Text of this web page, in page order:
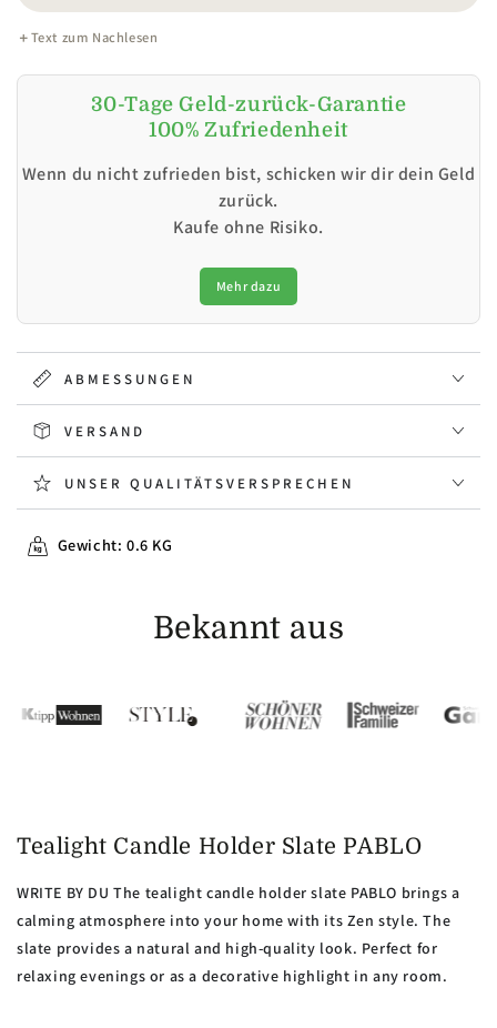
Text zum Nachlesen
30-Tage Geld-zurück-Garantie
100% Zufriedenheit
Wenn du nicht zufrieden bist, schicken wir dir dein Geld
zurück.
Kaufe ohne Risiko.
Mehr dazu
ABMESSUNGEN
VERSAND
UNSER QUALITÄTSVERSPRECHEN
Gewicht: 0.6 KG
Bekannt aus
Tealight Candle Holder Slate PABLO
WRITE BY DU The tealight candle holder slate PABLO brings a
calming atmosphere into your home with its Zen style. The
slate provides a natural and high-quality look. Perfect for
relaxing evenings or as a decorative highlight in any room.